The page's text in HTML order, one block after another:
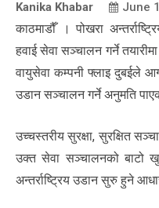
Kanika Khabar June
काठमाडौँ । पोखरा
हवाई सेवा सञ्चालन गर्ने
वायुसेवा कम्पनी फ्लाइ दुबईले
उडान सञ्चालन गर्ने अनुमति
उच्चस्तरीय सुरक्षा, सुरक्षित
उक्त सेवा सञ्चालनको बाटो
अन्तर्राष्ट्रिय उडान सुरु हुने